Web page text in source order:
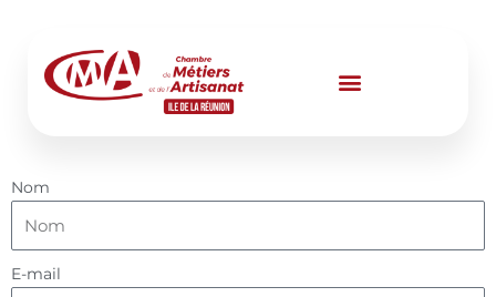
contenu
Nom
E-mail